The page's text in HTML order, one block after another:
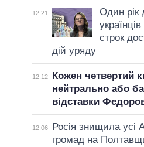
12:21
Один рік
строк
дій уряду
12:12
Кожен четвертий
нейтрально або
відставки
12:06
Росія знищила усі
громад на